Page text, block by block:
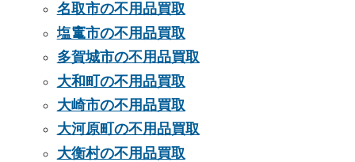
名取市の不用品買取
塩竃市の不用品買取
多賀城市の不用品買取
大和町の不用品買取
大崎市の不用品買取
大河原町の不用品買取
大衡村の不用品買取